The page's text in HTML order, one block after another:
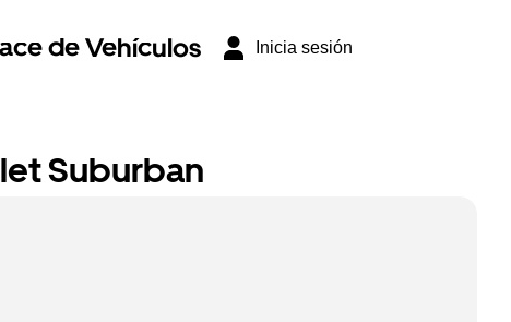
de Vehículos Inicia sesión
Suburban